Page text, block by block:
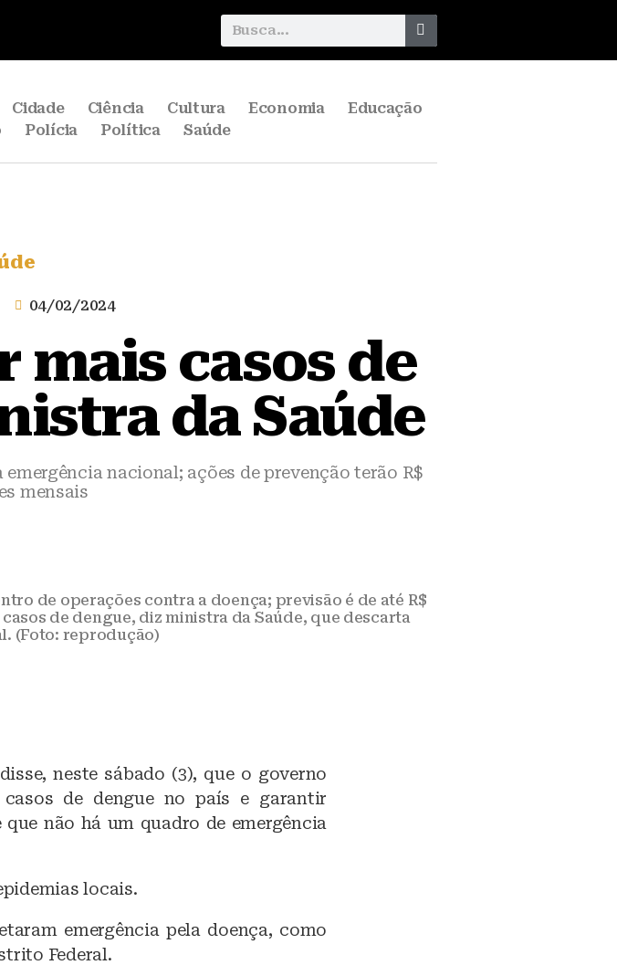
Cidade Ciência Cultura Economia
Educação
Polícia Política Saúde
04/02/2024
mais casos de
da Saúde
nacional; ações de prevenção terão R$
mensais
de operações contra a doença; previsão é de até R$
de dengue, diz ministra da Saúde, que descarta
(Foto: reprodução)
neste sábado (3), que o governo
de dengue no país e garantir
não há um quadro de emergência
locais.
emergência pela doença, como
Federal.